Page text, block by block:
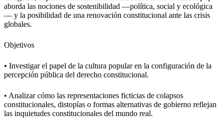
aborda las nociones de sostenibilidad —política, social y ecológica
— y la posibilidad de una renovación constitucional ante las crisis
globales.
Objetivos
• Investigar el papel de la cultura popular en la configuración de la
percepción pública del derecho constitucional.
• Analizar cómo las representaciones ficticias de colapsos
constitucionales, distopías o formas alternativas de gobierno reflejan
las inquietudes constitucionales del mundo real.